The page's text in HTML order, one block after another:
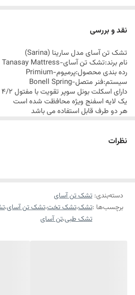
نقد و بررسی
تشک تن آسای مدل سارینا (
Sarina
)
نام برند:تشک تن آسای-Tanasay Mattress
رده بندی محصول:پرمیوم-Primium
سیستم:فنر متصل-Bonell Spring
یک لایه اسفنج ویژه محافظت شده است
هر دو طرف قابل استفاده می باشد
قاب اسفنجی ویژه
84 ماه ضمانت شرکت تن آسای
ارسال این محصول از طریق باربری میباشد.
نظرات
دسته‌بندی: تشک تن آسای
برچسب‌ها :تشک،تشک تخت،تشک تن آسای،
تشک طبی،تن آسای